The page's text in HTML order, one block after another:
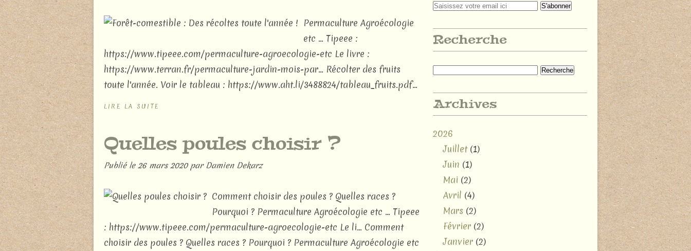
Permaculture Agroécologie
etc ... Tipeee :
https://www.tipeee.com/permaculture-agroecologie-etc Le livre :
https://www.terran.fr/permaculture-jardin-mois-par... Récolter des fruits
toute l'année. Voir le tableau : https://www.aht.li/3488824/tableau_fruits.pdf...
LIRE LA SUITE
Quelles poules choisir ?
Publié le26 mars 2020par Damien Dekarz
Comment choisir des poules ? Quelles races ?
Pourquoi ? Permaculture Agroécologie etc ... Tipeee
: https://www.tipeee.com/permaculture-agroecologie-etc Le li... Comment
choisir des poules ? Quelles races ? Pourquoi ? Permaculture Agroécologie etc
Recherche
Archives
2026
Juillet(1)
Juin (1)
Mai (2)
Avril (4)
Mars (2)
Février (2)
Janvier (2)